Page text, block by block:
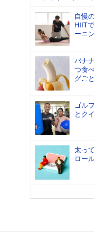
自慢
HIIT
ーニ
バナ
つ食
グご
ゴル
とク
太っ
ロー